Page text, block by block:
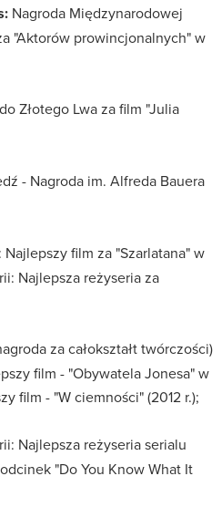
Nagroda Międzynarodowej
"Aktorów prowincjonalnych" w
Złotego Lwa za film "Julia
- Nagroda im. Alfreda Bauera
film za "Szarlatana" w
Najlepsza reżyseria za
za całokształt twórczości)
film - "Obywatela Jonesa" w
film - "W ciemności" (2012 r.);
Najlepsza reżyseria serialu
"Do You Know What It